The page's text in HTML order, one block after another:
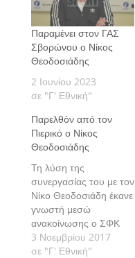
Παραμένει στον ΓΑΣ
Σβορώνου ο Νίκος
Θεοδοσιάδης
2 Ιουνίου 2023
σε "Γ' Εθνική"
Παρελθόν από τον
Πιερικό ο Νίκος
Θεοδοσιάδης
Τη λύση της
συνεργασίας του με τον
Νίκο Θεοδοσιάδη έκανε
γνωστή μεσώ
ανακοίνωσης ο ΣΦΚ
Πιερικός.
3 Νοεμβρίου 2017
σε "Γ' Εθνική"